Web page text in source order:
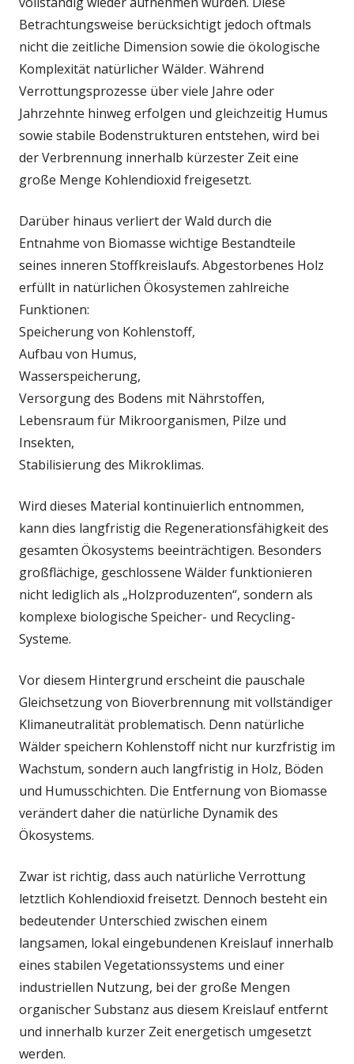
Betrachtungsweise berücksichtigt jedoch oftmals
nicht die zeitliche Dimension sowie die ökologische
Komplexität natürlicher Wälder. Während
Verrottungsprozesse über viele Jahre oder
Jahrzehnte hinweg erfolgen und gleichzeitig Humus
sowie stabile Bodenstrukturen entstehen, wird bei
der Verbrennung innerhalb kürzester Zeit eine
große Menge Kohlendioxid freigesetzt.
Darüber hinaus verliert der Wald durch die
Entnahme von Biomasse wichtige Bestandteile
seines inneren Stoffkreislaufs. Abgestorbenes Holz
erfüllt in natürlichen Ökosystemen zahlreiche
Funktionen:
Speicherung von Kohlenstoff,
Aufbau von Humus,
Wasserspeicherung,
Versorgung des Bodens mit Nährstoffen,
Lebensraum für Mikroorganismen, Pilze und
Insekten,
Stabilisierung des Mikroklimas.
Wird dieses Material kontinuierlich entnommen,
kann dies langfristig die Regenerationsfähigkeit des
gesamten Ökosystems beeinträchtigen. Besonders
großflächige, geschlossene Wälder funktionieren
nicht lediglich als „Holzproduzenten“, sondern als
komplexe biologische Speicher- und Recycling-
Systeme.
Vor diesem Hintergrund erscheint die pauschale
Gleichsetzung von Bioverbrennung mit vollständiger
Klimaneutralität problematisch. Denn natürliche
Wälder speichern Kohlenstoff nicht nur kurzfristig im
Wachstum, sondern auch langfristig in Holz, Böden
und Humusschichten. Die Entfernung von Biomasse
verändert daher die natürliche Dynamik des
Ökosystems.
Zwar ist richtig, dass auch natürliche Verrottung
letztlich Kohlendioxid freisetzt. Dennoch besteht ein
bedeutender Unterschied zwischen einem
langsamen, lokal eingebundenen Kreislauf innerhalb
eines stabilen Vegetationssystems und einer
industriellen Nutzung, bei der große Mengen
organischer Substanz aus diesem Kreislauf entfernt
und innerhalb kurzer Zeit energetisch umgesetzt
werden.